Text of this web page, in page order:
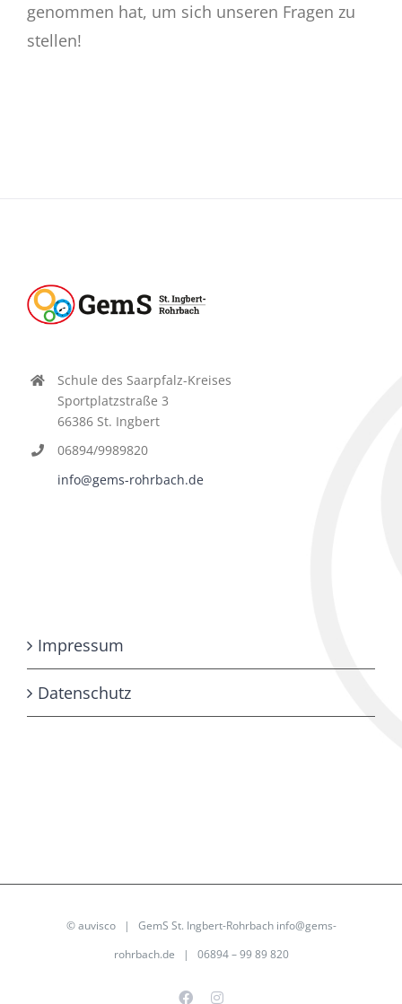
genommen hat, um sich unseren Fragen zu
stellen!
Schule des Saarpfalz-Kreises
Sportplatzstraße 3
66386 St. Ingbert
06894/9989820
info@gems-rohrbach.de
Impressum
Datenschutz
©auvisco| GemS St. Ingbert-Rohrbach info@gems-
rohrbach.de | 06894 – 99 89 820
FacebookInstagram